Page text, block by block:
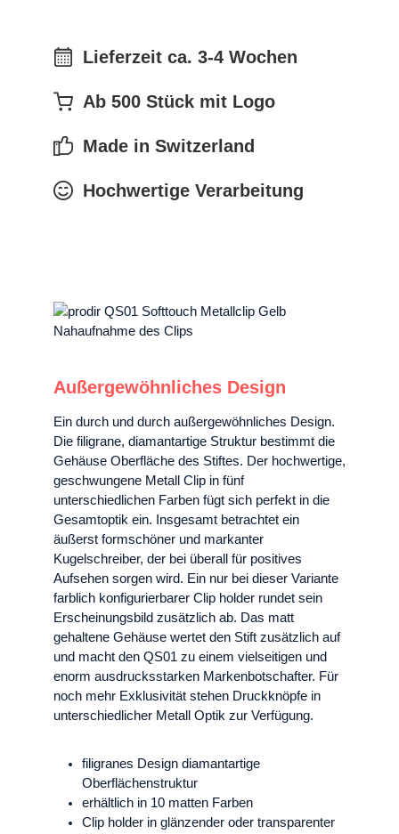
Lieferzeit ca. 3-4 Wochen
Ab 500 Stück mit Logo
Made in Switzerland
Hochwertige Verarbeitung
Außergewöhnliches Design
Ein durch und durch außergewöhnliches Design.
Die filigrane, diamantartige Struktur bestimmt die
Gehäuse Oberfläche des Stiftes. Der hochwertige,
geschwungene Metall Clip in fünf
unterschiedlichen Farben fügt sich perfekt in die
Gesamtoptik ein. Insgesamt betrachtet ein
äußerst formschöner und markanter
Kugelschreiber, der bei überall für positives
Aufsehen sorgen wird. Ein nur bei dieser Variante
farblich konfigurierbarer Clip holder rundet sein
Erscheinungsbild zusätzlich ab. Das matt
gehaltene Gehäuse wertet den Stift zusätzlich auf
und macht den QS01 zu einem vielseitigen und
enorm ausdrucksstarken Markenbotschafter. Für
noch mehr Exklusivität stehen Druckknöpfe in
unterschiedlicher Metall Optik zur Verfügung.
filigranes Design diamantartige
Oberflächenstruktur
erhältlich in 10 matten Farben
Clip holder in glänzender oder transparenter